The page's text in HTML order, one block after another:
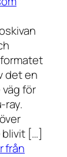
det en
för
ray.
blivit […]
från